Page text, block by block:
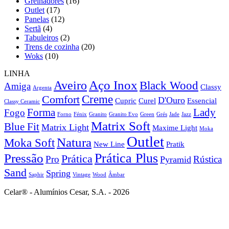
Outlet (17)
Panelas (12)
Sertã (4)
Tabuleiros (2)
Trens de cozinha (20)
Woks (10)
LINHA
Amiga Argenta Aveiro Aço InoxBlack Wood Classy
Classy Ceramic Comfort Creme Cupric Curel D'Ouro Essencial
Fogo Forma Forno Fénix Granito Granito Evo Green Grés Jade Jazz Lady
Blue Fit Matrix Light Matrix Soft Maxime Light Moka
Moka SoftNatura New Line Outlet Pratik
Pressão Pro Prática Prática Plus Pyramid Rústica
Sand Saphir Spring Vintage Wood Âmbar
Celar® - Alumínios Cesar, S.A. - 2026